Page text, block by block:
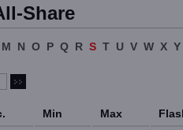
Share
M N O P Q R S T U V W X Y
Min Max